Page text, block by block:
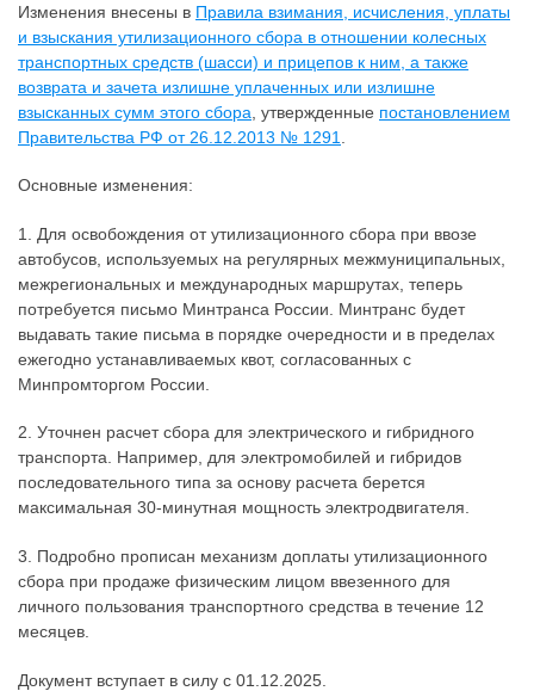
Изменения внесены в Правила взимания, исчисления, уплаты
и взыскания утилизационного сбора в отношении колесных
транспортных средств (шасси) и прицепов к ним, а также
возврата и зачета излишне уплаченных или излишне
взысканных сумм этого сбора , утвержденные постановлением
Правительства РФ от 26.12.2013 № 1291
Основные изменения:
1. Для освобождения от утилизационного сбора при ввозе
автобусов, используемых на регулярных межмуниципальных,
межрегиональных и международных маршрутах, теперь
потребуется письмо Минтранса России. Минтранс будет
выдавать такие письма в порядке очередности и в пределах
ежегодно устанавливаемых квот, согласованных с
Минпромторгом России.
2. Уточнен расчет сбора для электрического и гибридного
транспорта. Например, для электромобилей и гибридов
последовательного типа за основу расчета берется
максимальная 30-минутная мощность электродвигателя.
3. Подробно прописан механизм доплаты утилизационного
сбора при продаже физическим лицом ввезенного для
личного пользования транспортного средства в течение 12
месяцев.
Документ вступает в силу с 01.12.2025.